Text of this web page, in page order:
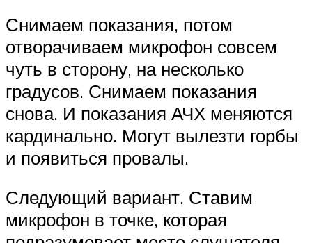
Снимаем показания, потом
отворачиваем микрофон совсем
чуть в сторону, на несколько
градусов. Снимаем показания
снова. И показания АЧХ меняются
кардинально. Могут вылезти горбы
и появиться провалы.
Следующий вариант. Ставим
микрофон в точке, которая